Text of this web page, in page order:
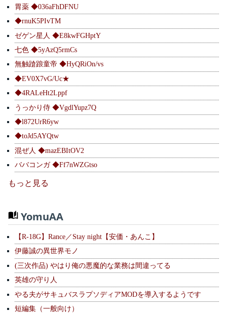
胃薬 ◆036aFhDFNU
◆rnuK5PIvTM
ゼゲン星人 ◆E8kwFGHptY
七色 ◆5yAzQ5rmCs
無触蹌踉童帝 ◆HyQRiOn/vs
◆EV0X7vG/Uc★
◆4RALeHt2Lppf
うっかり侍 ◆VgdlYupz7Q
◆l872UrR6yw
◆toJd5AYQtw
混ぜ人 ◆mazEBItOV2
ババコンガ ◆Ff7nWZGtso
もっと見る
YomuAA
【R-18G】Rance／Stay night【安価・あんこ】
伊藤誠の異世界モノ
(三次作品) やはり俺の悪魔的な業務は間違ってる
英雄の守り人
やる夫がサキュバスラプソディアMODを導入するようです
短編集（一般向け）